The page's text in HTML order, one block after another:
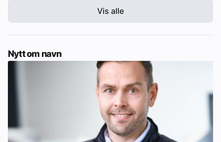
Vis alle
Nytt om navn